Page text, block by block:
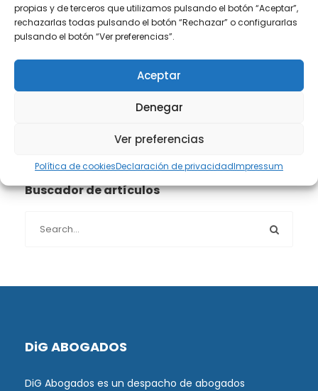
propias y de terceros que utilizamos pulsando el botón “Aceptar”,
rechazarlas todas pulsando el botón “Rechazar” o configurarlas
pulsando el botón “Ver preferencias”.
Aceptar
Denegar
Ver preferencias
Política de cookiesDeclaración de privacidadImpressum
Propiedad intelectual e industrial(13)
Sin categoría(1)
Buscador de artículos
DiG ABOGADOS
DiG Abogados es un despacho de abogados